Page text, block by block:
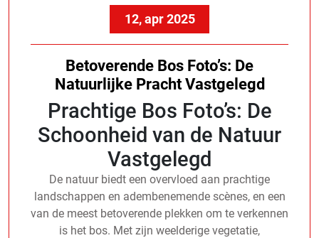
12, apr 2025
Betoverende Bos Foto’s: De
Natuurlijke Pracht Vastgelegd
Prachtige Bos Foto’s: De
Schoonheid van de Natuur
Vastgelegd
De natuur biedt een overvloed aan prachtige
landschappen en adembenemende scènes, en een
van de meest betoverende plekken om te verkennen
is het bos. Met zijn weelderige vegetatie,